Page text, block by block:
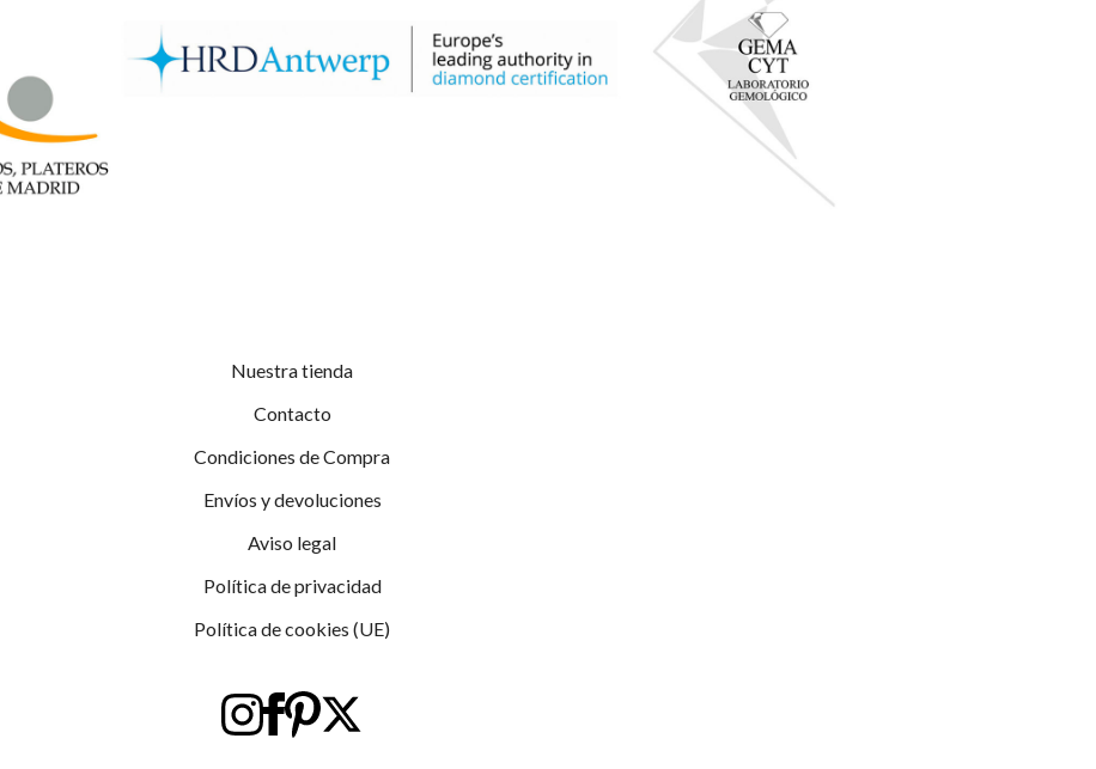
Nuestra tienda
Contacto
Condiciones de Compra
Envíos y devoluciones
Aviso legal
Política de privacidad
Política de cookies (UE)